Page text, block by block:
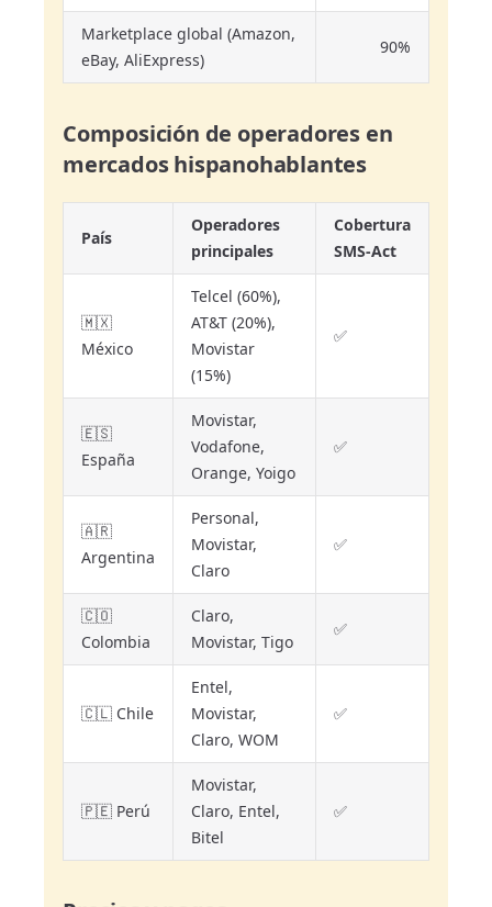
Marketplace global (Amazon,
eBay, AliExpress)
90%
Composición de operadores en
mercados hispanohablantes
País
Operadores
principales
Cobertura
SMS-Act
🇲🇽
México
Telcel (60%),
AT&T (20%),
Movistar
(15%)
✅
🇪🇸
España
Movistar,
Vodafone,
Orange, Yoigo
✅
🇦🇷
Argentina
Personal,
Movistar,
Claro
✅
🇨🇴
Colombia
Claro,
Movistar, Tigo
✅
🇨🇱 Chile
Entel,
Movistar,
Claro, WOM
✅
🇵🇪 Perú
Movistar,
Claro, Entel,
Bitel
✅